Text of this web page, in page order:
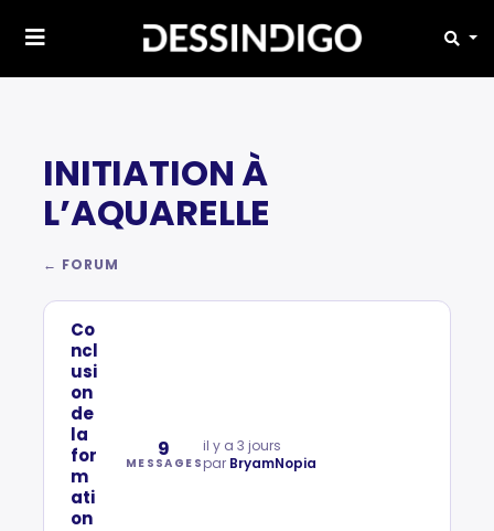
INITIATION À
L’AQUARELLE
← FORUM
Co
ncl
usi
on
de
la
for
m
ati
on
9
MESSAGES
il y a 3 jours
par BryamNopia